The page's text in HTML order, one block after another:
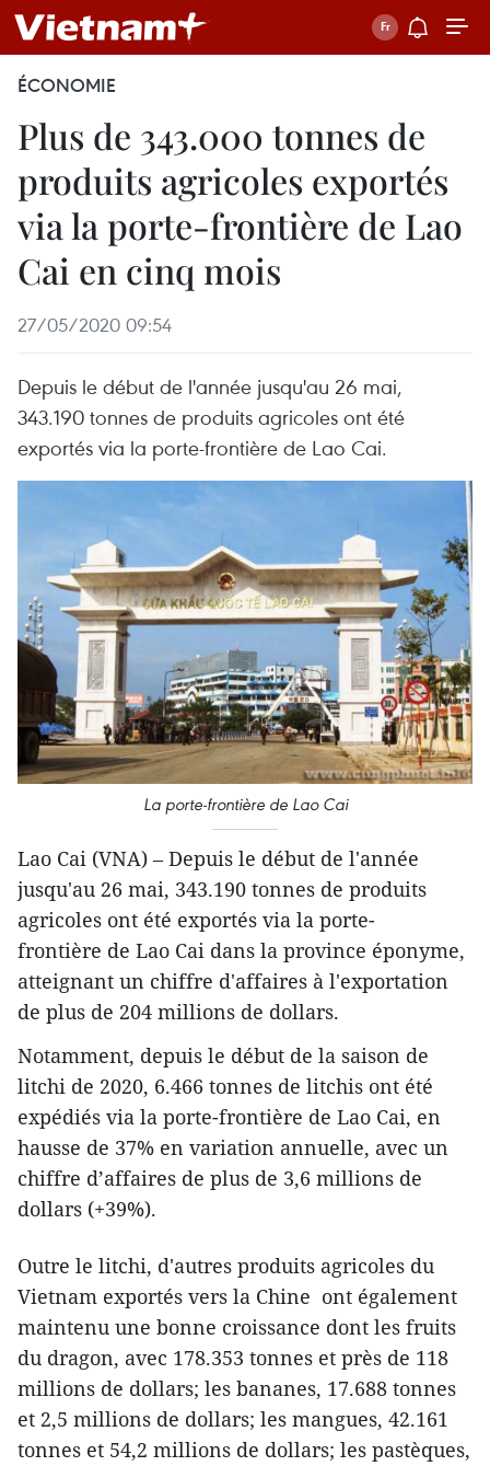
ÉCONOMIE
Plus de 343.000 tonnes de
produits agricoles exportés
via la porte-frontière de Lao
Cai en cinq mois
27/05/2020 09:54
Depuis le début de l'année jusqu'au 26 mai,
343.190 tonnes de produits agricoles ont été
exportés via la porte-frontière de Lao Cai.
La porte-frontière de Lao Cai
Lao Cai (VNA) – Depuis le début de l'année
jusqu'au 26 mai, 343.190 tonnes de produits
agricoles ont été exportés via la porte-
frontière de Lao Cai dans la province éponyme,
atteignant un chiffre d'affaires à l'exportation
de plus de 204 millions de dollars.
Notamment, depuis le début de la saison de
litchi de 2020, 6.466 tonnes de litchis ont été
expédiés via la porte-frontière de Lao Cai, en
hausse de 37% en variation annuelle, avec un
chiffre d’affaires de plus de 3,6 millions de
dollars (+39%).
Outre le litchi, d'autres produits agricoles du
Vietnam exportés vers la Chine ont également
maintenu une bonne croissance dont les fruits
du dragon, avec 178.353 tonnes et près de 118
millions de dollars; les bananes, 17.688 tonnes
et 2,5 millions de dollars; les mangues, 42.161
tonnes et 54,2 millions de dollars; les pastèques,